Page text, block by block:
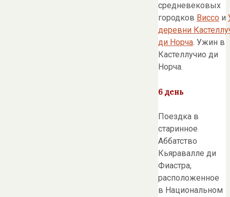
средневековых
городков Виссо и
деревни
ди Норча. Ужин в
Кастеллучио ди
Норча.
6 день
Поездка в
старинное
Аббатство
Кьяравалле ди
Фиастра,
расположенное
в Национальном